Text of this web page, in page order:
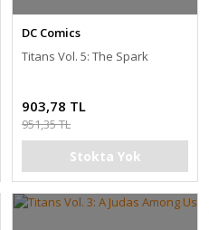
DC Comics
Titans Vol. 5: The Spark
903,78 TL
951,35 TL
Stokta Yok